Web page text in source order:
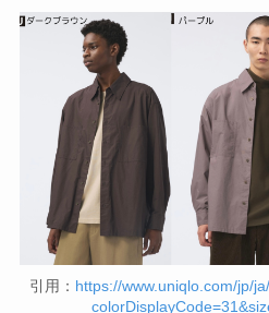
引用： https://www.uniqlo.com/jp/